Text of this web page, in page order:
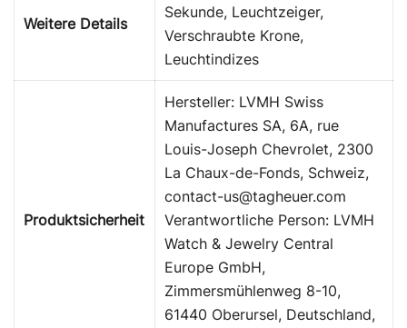
Weitere Details
Sekunde, Leuchtzeiger,
Verschraubte Krone,
Leuchtindizes
Produktsicherheit
Hersteller: LVMH Swiss
Manufactures SA, 6A, rue
Louis-Joseph Chevrolet, 2300
La Chaux-de-Fonds, Schweiz,
contact-us@tagheuer.com
Verantwortliche Person: LVMH
Watch & Jewelry Central
Europe GmbH,
Zimmersmühlenweg 8-10,
61440 Oberursel, Deutschland,